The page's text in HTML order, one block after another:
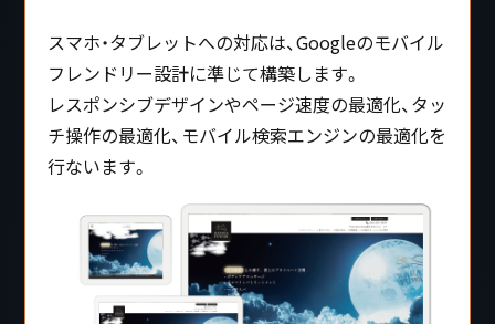
スマホ・タブレットへの対応は、Googleのモバイル
フレンドリー設計に準じて構築します。
レスポンシブデザインやページ速度の最適化、タッ
チ操作の最適化、モバイル検索エンジンの最適化を
行ないます。